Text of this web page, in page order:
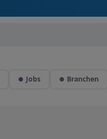
Jobs Branchen